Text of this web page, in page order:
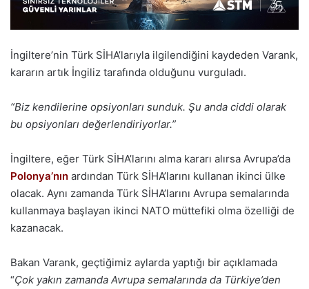
İngiltere’nin Türk SİHA’larıyla ilgilendiğini kaydeden Varank,
kararın artık İngiliz tarafında olduğunu vurguladı.
“Biz kendilerine opsiyonları sunduk. Şu anda ciddi olarak
bu opsiyonları değerlendiriyorlar.”
İngiltere, eğer Türk SİHA’larını alma kararı alırsa Avrupa’da
Polonya’nın ardından Türk SİHA’larını kullanan ikinci ülke
olacak. Aynı zamanda Türk SİHA’larını Avrupa semalarında
kullanmaya başlayan ikinci NATO müttefiki olma özelliği de
kazanacak.
Bakan Varank, geçtiğimiz aylarda yaptığı bir açıklamada
“Çok yakın zamanda Avrupa semalarında da Türkiye’den